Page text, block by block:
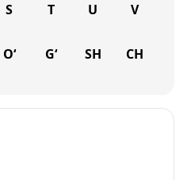
S T U V
O‘ G‘ SH CH